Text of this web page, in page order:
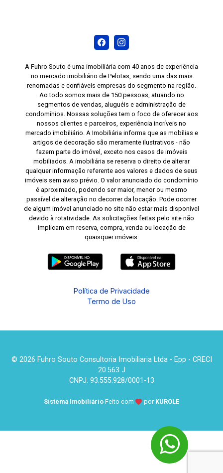
A Fuhro Souto é uma imobiliária com 40 anos de experiência
no mercado imobiliário de Pelotas, sendo uma das mais
renomadas e confiáveis empresas do segmento na região.
Ao todo somos mais de 150 pessoas, atuando no
segmentos de vendas, aluguéis e administração de
condomínios. Nossas soluções tem o foco de oferecer aos
nossos clientes e parceiros, experiência incríveis no
mercado imobiliário. A Imobiliária informa que as mobílias e
artigos de decoração são meramente ilustrativos - não
fazem parte do imóvel, exceto nos casos de imóveis
mobiliados. A imobiliária se reserva o direito de alterar
qualquer informação referente aos valores e dados de seus
imóveis sem aviso prévio. O valor anunciado do condomínio
é aproximado, podendo ser maior, menor ou mesmo
passível de alteração no decorrer da locação. Pode ocorrer
de algum imóvel anunciado no site não estar mais disponível
devido à rotatividade. As solicitações feitas pelo site não
implicam em reserva, compra, venda ou locação de
quaisquer imóveis.
Política de Privacidade
Termo de Uso
© 2026 Fuhro Souto Consultoria Imobiliaria Ltda - Epp - CRECI
20.563 J
CNPJ: 93.555.928/0001-13
Sistema Imobiliário Feito com por KUROLE